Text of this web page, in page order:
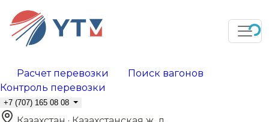
Расчет перевозки
Поиск вагонов
Контроль перевозки
+7 (707) 165 08 08